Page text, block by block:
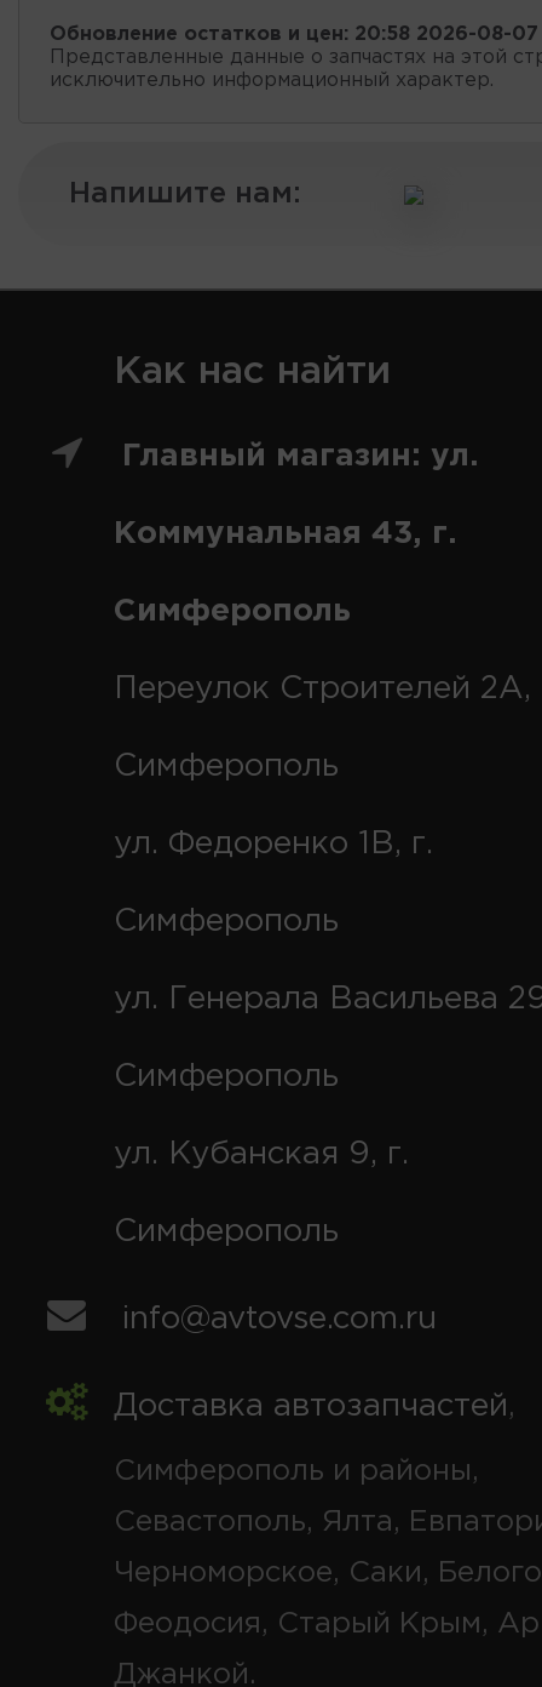
Обновление остатков и цен: 20:58 2026-08-07
Представленные данные о запчастях на этой
исключительно информационный характер.
Напишите нам:
Как нас найти
Главный магазин: ул.
Коммунальная 43, г.
Симферополь
Переулок Строителей 2А,
Симферополь
ул. Федоренко 1В, г.
Симферополь
ул. Генерала Васильева
Симферополь
ул. Кубанская 9, г.
Симферополь
info@avtovse.com.ru
Доставка автозапчастей,
Симферополь и районы,
Севастополь, Ялта,
Черноморское, Саки,
Феодосия, Старый Крым,
Джанкой.